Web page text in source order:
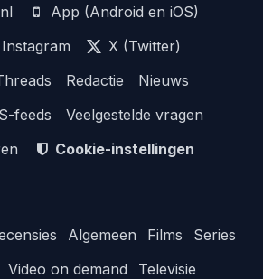
App (Android en iOS)
Instagram
X (Twitter)
Redactie
Nieuws
feeds
Veelgestelde vragen
Cookie-instellingen
Algemeen Films
Series
Video on demand
Televisie